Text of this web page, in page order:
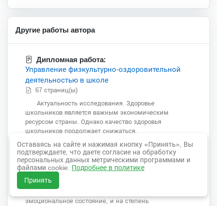
Другие работы автора
Дипломная работа:
Управление физкультурно-оздоровительной
деятельностью в школе
67 страниц(ы)
Актуальность исследования. Здоровье
школьников является важным экономическим
ресурсом страны. Однако качество здоровья
школьников продолжает снижаться.
Курсовая работа:
Особенности самооценки у младших
школьников и подростков
51 страниц(ы)
эмоциональное состояние, и на степень
Оставаясь на сайте и нажимая кнопку «Принять», Вы
подтверждаете, что даете согласие на обработку
персональных данных метрическими программами и
файлами cookie. Подробнее в политике
Принять